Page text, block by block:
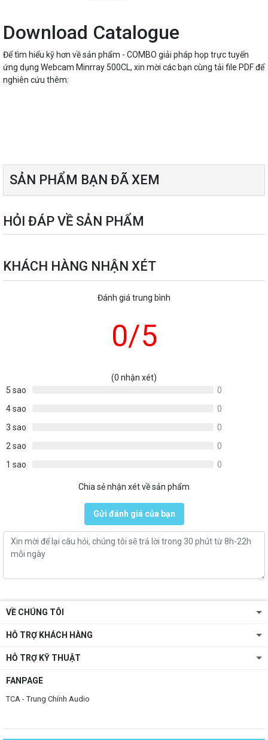
Download Catalogue
Để tìm hiểu kỹ hơn về sản phẩm - COMBO giải pháp họp trực tuyến
ứng dụng Webcam Minrray 500CL, xin mời các bạn cùng tải file PDF để
nghiên cứu thêm:
SẢN PHẨM BẠN ĐÃ XEM
HỎI ĐÁP VỀ SẢN PHẨM
KHÁCH HÀNG NHẬN XÉT
Đánh giá trung bình
0/5
(0 nhận xét)
5 sao
0
4 sao
0
3 sao
0
2 sao
0
1 sao
0
Chia sẻ nhận xét về sản phẩm
Gửi đánh giá của bạn
VỀ CHÚNG TÔI
HỖ TRỢ KHÁCH HÀNG
HỖ TRỢ KỸ THUẬT
FANPAGE
TCA - Trung Chính Audio